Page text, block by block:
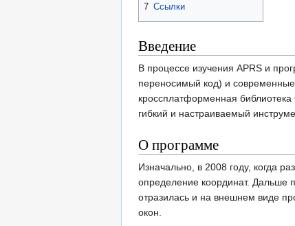
7 Ссылки
Введение
В процессе изучения APRS и
переносимый код) и
кроссплатформенная библиотека
гибкий и настраиваемый
О программе
Изначально, в 2008 году, когда
определение координат. Дальше
отразилась и на внешнем виде
окон.